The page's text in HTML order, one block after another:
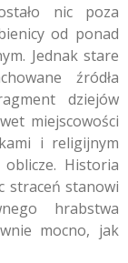
nic poza
od ponad
Jednak stare
źródła
dziejów
miejscowości
i religijnym
Historia
straceń stanowi
hrabstwa
mocno, jak